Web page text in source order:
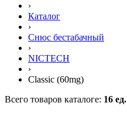
›
Каталог
›
Снюс бестабачный
›
NICTECH
›
Classic (60mg)
Всего товаров каталоге: 16 ед.